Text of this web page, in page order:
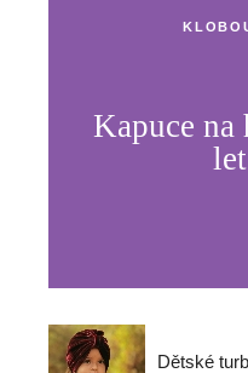
Kapuce na
let
Dětské